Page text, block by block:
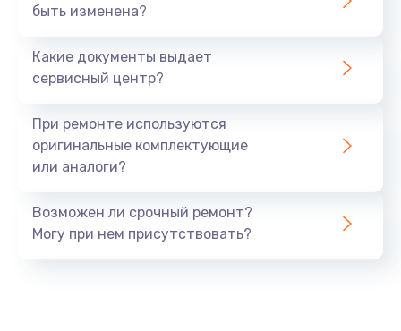
быть изменена?
Какие документы выдает
сервисный центр?
При ремонте используются
оригинальные комплектующие
или аналоги?
Возможен ли срочный ремонт?
Могу при нем присутствовать?